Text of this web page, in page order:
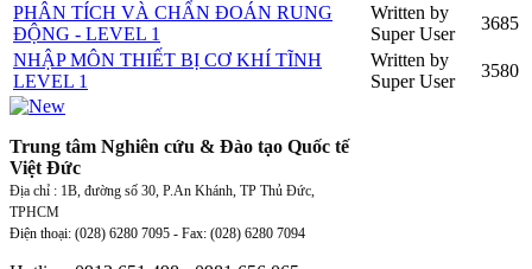
PHÂN TÍCH VÀ CHẨN ĐOÁN RUNG
ĐỘNG - LEVEL 1
Written by
Super User
3685
NHẬP MÔN THIẾT BỊ CƠ KHÍ TĨNH
LEVEL 1
Written by
Super User
3580
Trung tâm Nghiên cứu & Đào tạo Quốc tế
Việt Đức
Địa chỉ : 1B, đường số 30, P.An Khánh, TP Thủ Đức,
TPHCM
Điện thoại: (028) 6280 7095 - Fax: (028) 6280 7094